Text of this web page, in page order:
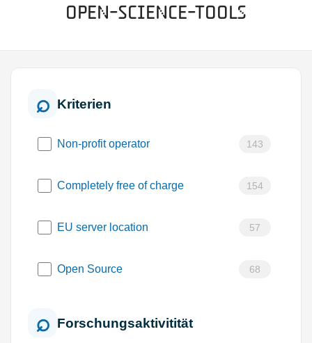
Open-Science-Tools
Kriterien
Non-profit operator 143
Completely free of charge 154
EU server location 57
Open Source 68
Forschungsaktivitität